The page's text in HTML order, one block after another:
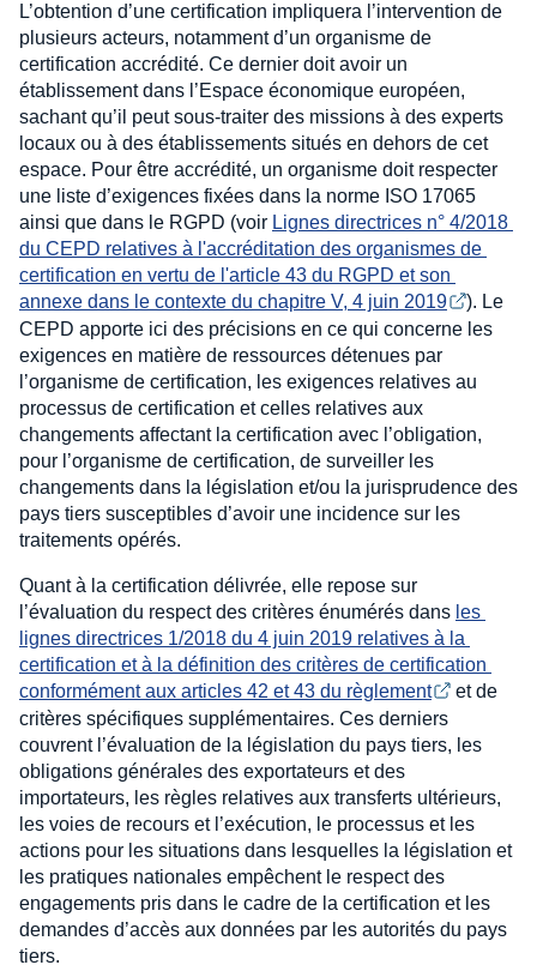
L’obtention d’une certification impliquera l’intervention de
plusieurs acteurs, notamment d’un organisme de
certification accrédité. Ce dernier doit avoir un
établissement dans l’Espace économique européen,
sachant qu’il peut sous-traiter des missions à des experts
locaux ou à des établissements situés en dehors de cet
espace. Pour être accrédité, un organisme doit respecter
une liste d’exigences fixées dans la norme ISO 17065
ainsi que dans le RGPD (voir Lignes directrices n° 4/2018
du CEPD relatives à l'accréditation des organismes de
certification en vertu de l'article 43 du RGPD et son
annexe dans le contexte du chapitre V, 4 juin 2019
). Le
CEPD apporte ici des précisions en ce qui concerne les
exigences en matière de ressources détenues par
l’organisme de certification, les exigences relatives au
processus de certification et celles relatives aux
changements affectant la certification avec l’obligation,
pour l’organisme de certification, de surveiller les
changements dans la législation et/ou la jurisprudence des
pays tiers susceptibles d’avoir une incidence sur les
traitements opérés.
Quant à la certification délivrée, elle repose sur
l’évaluation du respect des critères énumérés dans les
lignes directrices 1/2018 du 4 juin 2019 relatives à la
certification et à la définition des critères de certification
conformément aux articles 42 et 43 du règlement
et de
critères spécifiques supplémentaires. Ces derniers
couvrent l’évaluation de la législation du pays tiers, les
obligations générales des exportateurs et des
importateurs, les règles relatives aux transferts ultérieurs,
les voies de recours et l’exécution, le processus et les
actions pour les situations dans lesquelles la législation et
les pratiques nationales empêchent le respect des
engagements pris dans le cadre de la certification et les
demandes d’accès aux données par les autorités du pays
tiers.